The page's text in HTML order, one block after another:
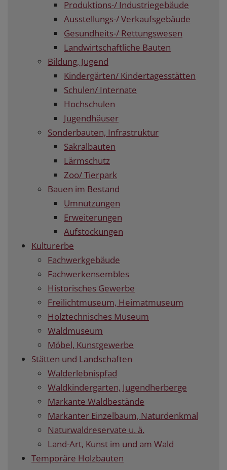
Produktions-/ Industriegebäude
Ausstellungs-/ Verkaufsgebäude
Gesundheits-/ Rettungswesen
Landwirtschaftliche Bauten
Bildung, Jugend
Kindergärten/ Kindertagesstätten
Schulen/ Internate
Hochschulen
Jugendhäuser
Sonderbauten, Infrastruktur
Sakralbauten
Lärmschutz
Zoo/ Tierpark
Bauen im Bestand
Umnutzungen
Erweiterungen
Aufstockungen
Kulturerbe
Fachwerkgebäude
Fachwerkensembles
Historisches Gewerbe
Freilichtmuseum, Heimatmuseum
Holztechnisches Museum
Waldmuseum
Möbel, Kunstgewerbe
Stätten und Landschaften
Walderlebnispfad
Waldkindergarten, Jugendherberge
Markante Waldbestände
Markanter Einzelbaum, Naturdenkmal
Naturwaldreservate u. ä.
Land-Art, Kunst im und am Wald
Temporäre Holzbauten